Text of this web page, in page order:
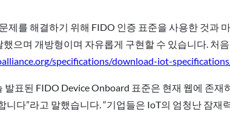
제를 해결하기 위해 FIDO 인증 표준을 사용한 것과
으며 개방형이며 자유롭게 구현할 수 있습니다. 처
specifications/download-iot-
표된 FIDO Device Onboard 표준은 현재 웹에 존
다”라고 말했습니다. “기업들은 IoT의 엄청난 잠재